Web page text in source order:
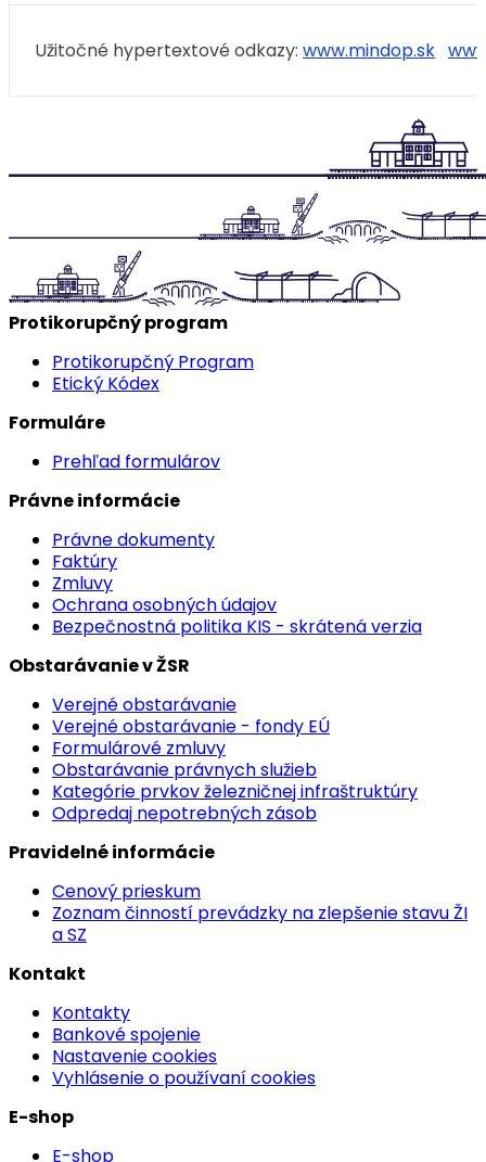
Užitočné hypertextové odkazy: www.mindop.sk
Protikorupčný program
Protikorupčný Program
Etický Kódex
Formuláre
Prehľad formulárov
Právne informácie
Právne dokumenty
Faktúry
Zmluvy
Ochrana osobných údajov
Bezpečnostná politika KIS - skrátená verzia
Obstarávanie v ŽSR
Verejné obstarávanie
Verejné obstarávanie - fondy EÚ
Formulárové zmluvy
Obstarávanie právnych služieb
Kategórie prvkov železničnej infraštruktúry
Odpredaj nepotrebných zásob
Pravidelné informácie
Cenový prieskum
Zoznam činností prevádzky na zlepšenie stavu ŽI
a SZ
Kontakt
Kontakty
Bankové spojenie
Nastavenie cookies
Vyhlásenie o používaní cookies
E-shop
E-shop